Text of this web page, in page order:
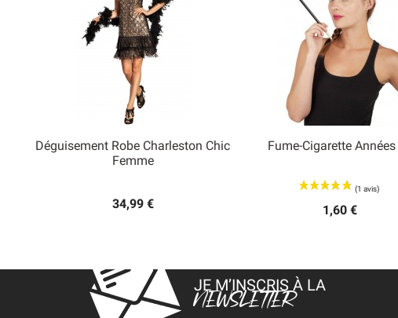
Déguisement Robe Charleston Chic
Femme
34,99 €
Aperçu rapide
Fume-Cigarette
1,60 €
JE M’INSCRIS À LA
NEWSLETTER